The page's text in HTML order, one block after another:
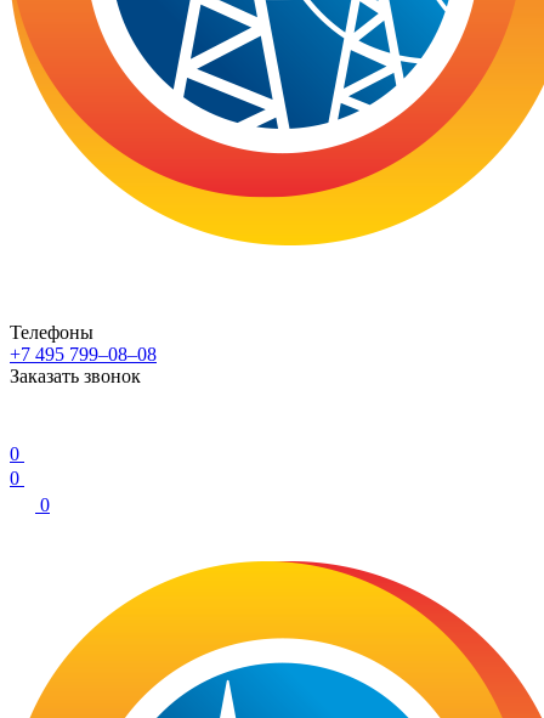
Телефоны
+7 495 799–08–08
Заказать звонок
0
0
0